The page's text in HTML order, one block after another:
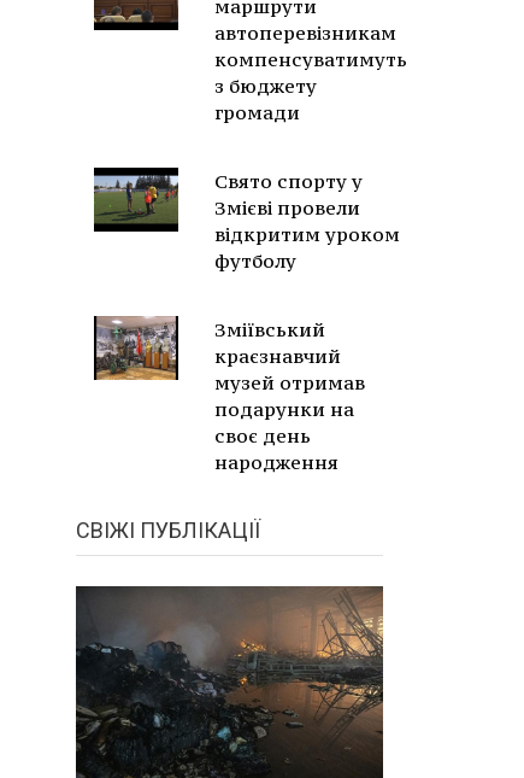
маршрути
автоперевізникам
компенсуватимуть
з бюджету
громади
Свято спорту у
Змієві провели
відкритим уроком
футболу
Зміївський
краєзнавчий
музей отримав
подарунки на
своє день
народження
СВІЖІ ПУБЛІКАЦІЇ